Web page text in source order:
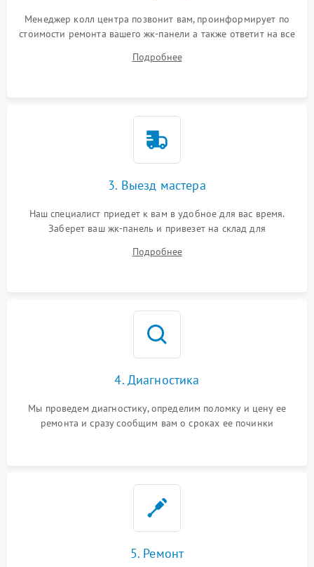
Менеджер колл центра позвонит вам, проинформирует по
стоимости ремонта вашего жк-панели а также ответит на все
Подробнее
3. Выезд мастера
Наш специалист приедет к вам в удобное для вас время.
Заберет ваш жк-панель и привезет на склад для
Подробнее
4. Диагностика
Мы проведем диагностику, определим поломку и цену ее
ремонта и сразу сообщим вам о сроках ее починки
5. Ремонт